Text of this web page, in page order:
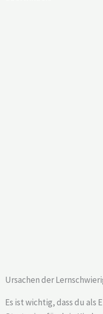
Ursachen der
Es ist wichtig, dass du